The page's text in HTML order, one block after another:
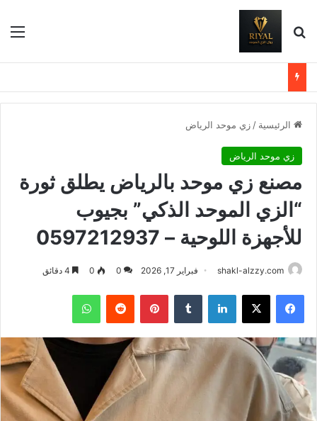
بحث عن
الرئيسية / زي موحد الرياض
زي موحد الرياض
مصنع زي موحد بالرياض يطلق ثورة
“الزي الموحد الذكي” بجيوب
للأجهزة اللوحية – 0597212937
shakl-alzzy.com فبراير 17, 2026 0
0
فيسبوك X لينكدإن بينتيريست واتساب